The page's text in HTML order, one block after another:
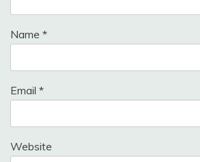
Name *
Email *
Website